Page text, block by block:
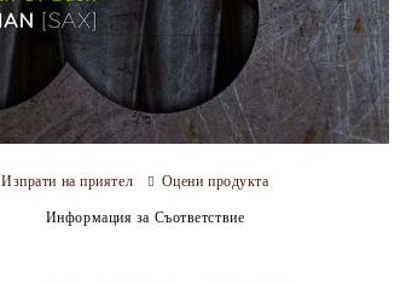
Изпрати на приятел Оцени продукта
Информация за Съответствие